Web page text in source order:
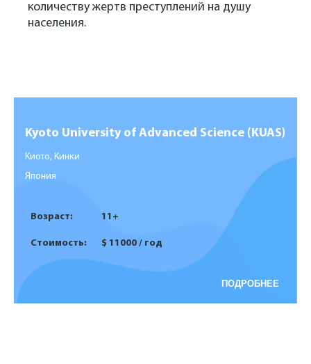
количеству жертв преступлений на душу
населения.
Kyoto University of Advanced Science (KUAS)
Киото, Кинки
Япония
Возраст: 11+
Стоимость: $ 11000 / год
ПОДРОБНЕЕ